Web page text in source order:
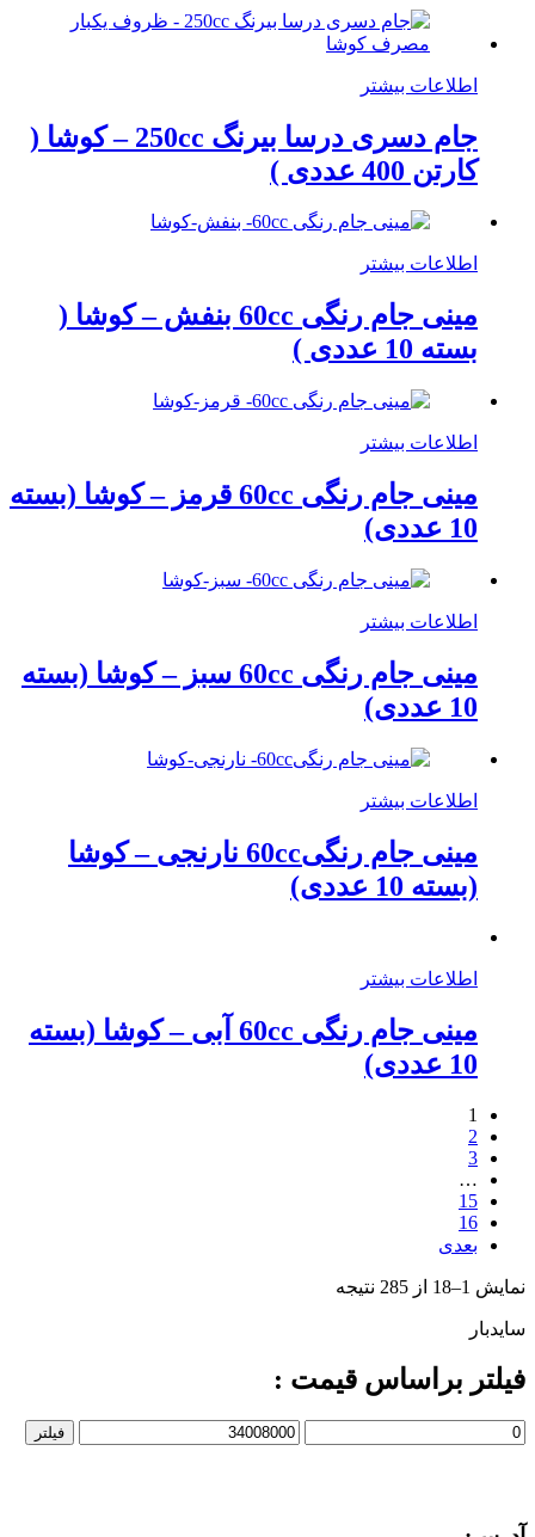
اطلاعات بیشتر
جام دسری درسا بیرنگ 250cc – کوشا (
کارتن 400 عددی )
اطلاعات بیشتر
مینی جام رنگی 60cc بنفش – کوشا (
بسته 10 عددی )
اطلاعات بیشتر
مینی جام رنگی 60cc قرمز – کوشا (بسته
10 عددی)
اطلاعات بیشتر
مینی جام رنگی 60cc سبز – کوشا (بسته
10 عددی)
اطلاعات بیشتر
مینی جام رنگی60cc نارنجی – کوشا
(بسته 10 عددی)
اطلاعات بیشتر
مینی جام رنگی 60cc آبی – کوشا (بسته
10 عددی)
1
2
3
…
15
16
بعدی
نمایش 1–18 از 285 نتیجه
سایدبار
فیلتر براساس قیمت :
حداقل
حداکثر
فیلتر